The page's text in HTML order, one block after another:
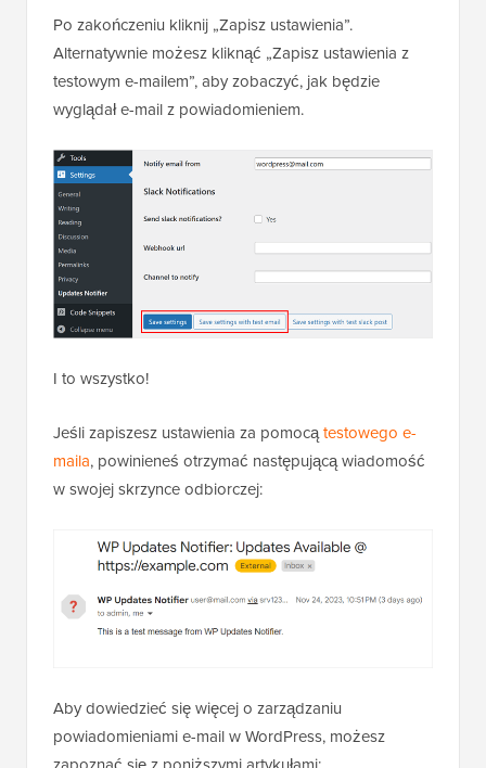
Po zakończeniu kliknij „Zapisz ustawienia”.
Alternatywnie możesz kliknąć „Zapisz ustawienia z
testowym e-mailem”, aby zobaczyć, jak będzie
wyglądał e-mail z powiadomieniem.
I to wszystko!
Jeśli zapiszesz ustawienia za pomocątestowego e-
maila, powinieneś otrzymać następującą wiadomość
w swojej skrzynce odbiorczej:
Aby dowiedzieć się więcej o zarządzaniu
powiadomieniami e-mail w WordPress, możesz